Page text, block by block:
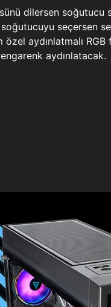
dilersen
seçersen
aydınlatmalı RGB
aydınlatacak.